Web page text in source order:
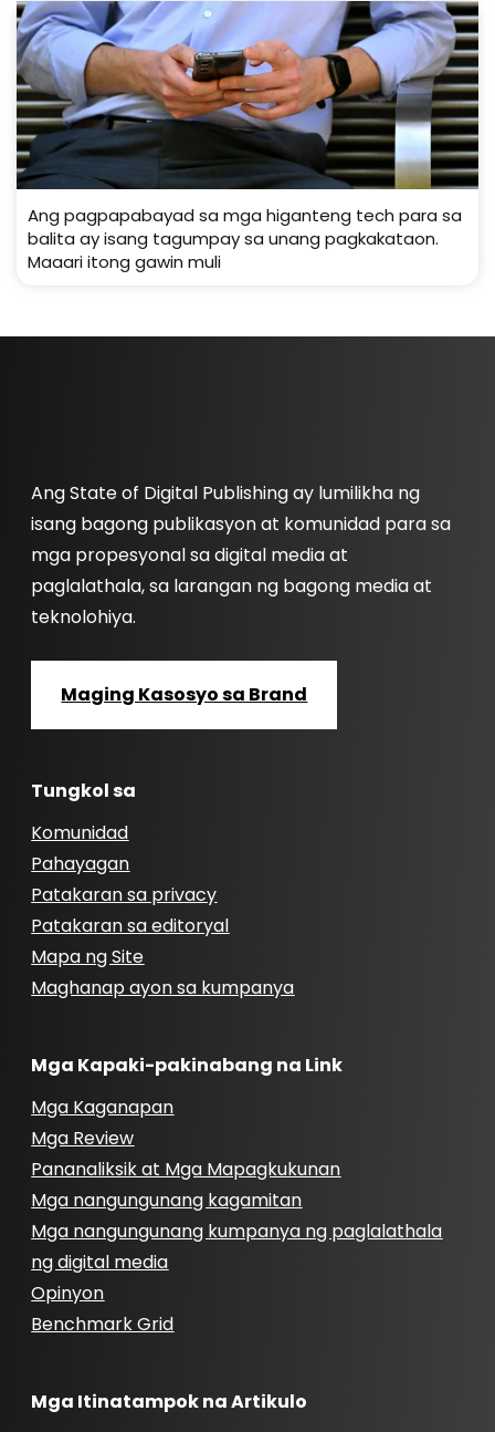
Ang pagpapabayad sa mga higanteng tech para sa
balita ay isang tagumpay sa unang pagkakataon.
Maaari itong gawin muli
Ang State of Digital Publishing ay lumilikha ng
isang bagong publikasyon at komunidad para sa
mga propesyonal sa digital media at
paglalathala, sa larangan ng bagong media at
teknolohiya.
Maging Kasosyo sa Brand
Tungkol sa
Komunidad
Pahayagan
Patakaran sa privacy
Patakaran sa editoryal
Mapa ng Site
Maghanap ayon sa kumpanya
Mga Kapaki-pakinabang na Link
Mga Kaganapan
Mga Review
Pananaliksik at Mga Mapagkukunan
Mga nangungunang kagamitan
Mga nangungunang kumpanya ng paglalathala
ng digital media
Opinyon
Benchmark Grid
Mga Itinatampok na Artikulo